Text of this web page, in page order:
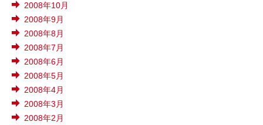
2008年10月
2008年9月
2008年8月
2008年7月
2008年6月
2008年5月
2008年4月
2008年3月
2008年2月